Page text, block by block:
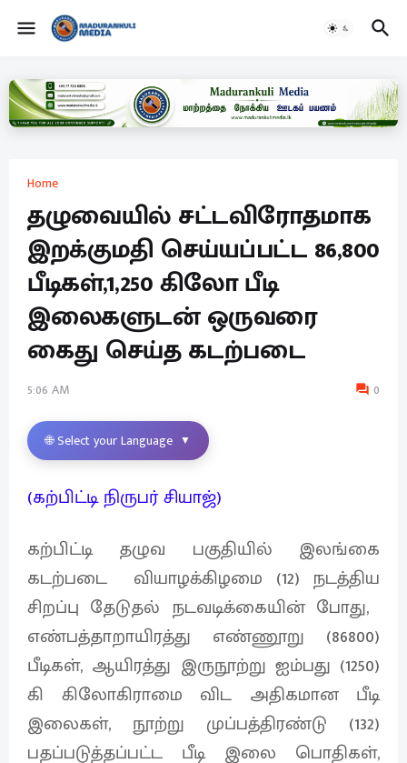
Home
தழுவையில் சட்டவிரோதமாக
இறக்குமதி செய்யப்பட்ட 86,800
பீடிகள்,1,250 கிலோ பீடி
இலைகளுடன் ஒருவரை
கைது செய்த கடற்படை
5:06 AM 0
🌐 Select your Language ▼
(கற்பிட்டி நிருபர் சியாஜ்)
கற்பிட்டி தழுவ பகுதியில் இலங்கை
கடற்படை வியாழக்கிழமை (12) நடத்திய
சிறப்பு தேடுதல் நடவடிக்கையின் போது, ​​
எண்பத்தாறாயிரத்து எண்ணூறு (86800)
பீடிகள், ஆயிரத்து இருநூற்று ஐம்பது (1250)
கி கிலோகிராமை விட அதிகமான பீடி
இலைகள், நூற்று முப்பத்திரண்டு (132)
பதப்படுத்தப்பட்ட பீடி இலை பொதிகள்,